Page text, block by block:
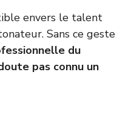
envers le talent
Sans ce geste
du
pas connu un